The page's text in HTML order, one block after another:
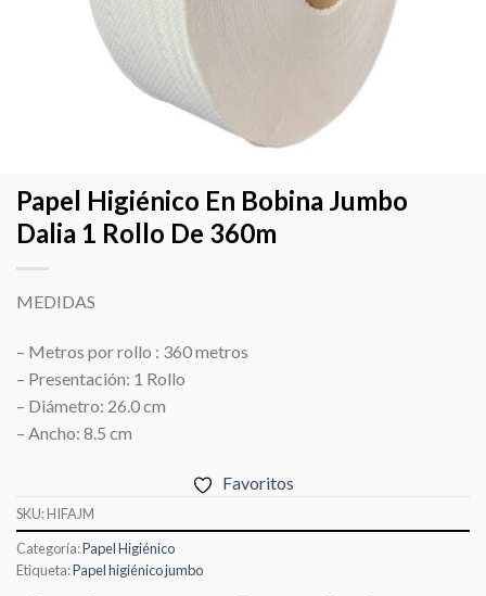
Papel Higiénico En Bobina Jumbo
Dalia 1 Rollo De 360m
MEDIDAS
– Metros por rollo : 360 metros
– Presentación: 1 Rollo
– Diámetro: 26.0 cm
– Ancho: 8.5 cm
Favoritos
SKU:HIFAJM
Categoría:Papel Higiénico
Etiqueta:Papel higiénico jumbo